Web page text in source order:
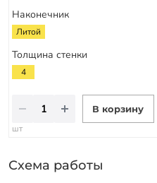
Наконечник
Литой
Толщина стенки
4
В корзину
шт
Схема работы